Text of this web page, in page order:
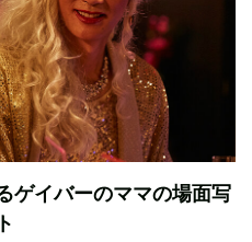
ゲイバーのママの場面写